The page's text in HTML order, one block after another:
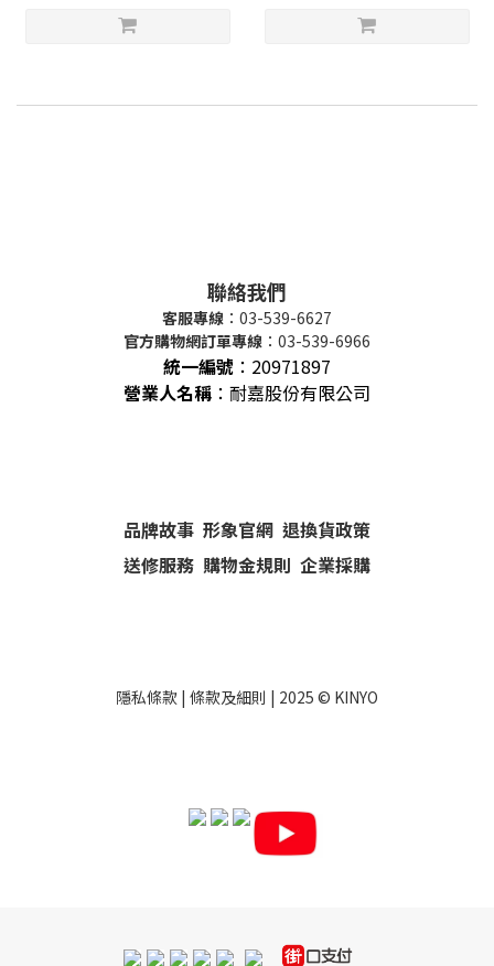
聯絡我們
客服專線 ：03-539-6627
官方購物網訂單專線 ：03-539-6966
統一編號 ： 20971897
營業人名稱 ：耐嘉股份有限公司
品牌故事 形象官網 退換貨政策
送修服務 購物金規則 企業採購
隱私條款 | 條款及細則 | 2025 © KINYO